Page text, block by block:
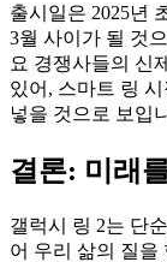
출시일은 2025년
3월 사이가 될 것
요 경쟁사들의 신
있어, 스마트 링
넣을 것으로 보입
결론: 미래
갤럭시 링 2는 단
어 우리 삶의 질을